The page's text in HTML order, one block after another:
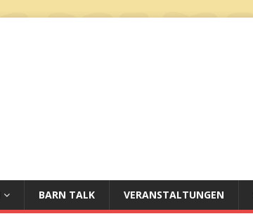
BARN TALK VERANSTALTUNGEN